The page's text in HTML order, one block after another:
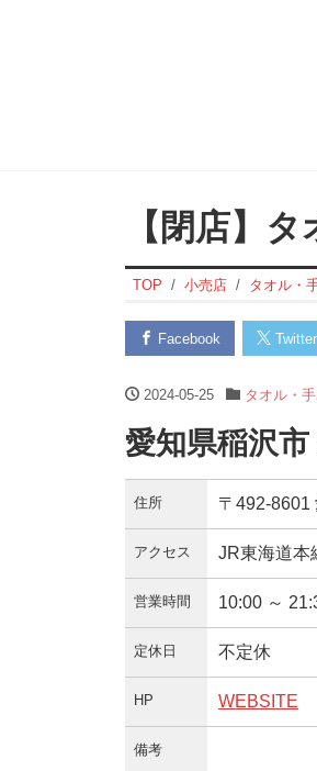
【閉店】
TOP 小売店 タオル・
Facebook Twitter
2024-05-25 タオル・
愛知県稲沢
住所 〒492-
アクセス JR東海道
営業時間 10:00 ～
定休日 不定休
HP WEBSITE
備考